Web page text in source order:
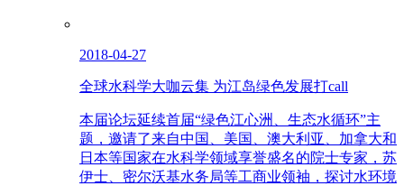
2018-04-27
全球水科学大咖云集 为江岛绿色发展打call
本届论坛延续首届“绿色江心洲、生态水循环”主
题，邀请了来自中国、美国、澳大利亚、加拿大和
日本等国家在水科学领域享誉盛名的院士专家，苏
伊士、密尔沃基水务局等工商业领袖，探讨水环境